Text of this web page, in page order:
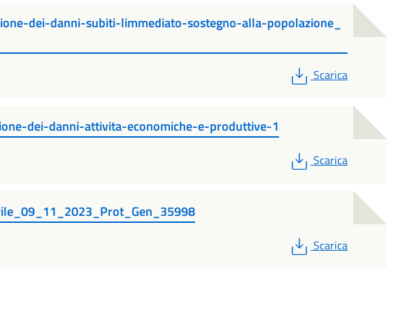
dei-danni-subiti-limmediato-sostegno-alla-popolazione_
PDF
Scarica
dei-danni-attivita-economiche-e-produttive-1
PDF
Scarica
PDF
Scarica